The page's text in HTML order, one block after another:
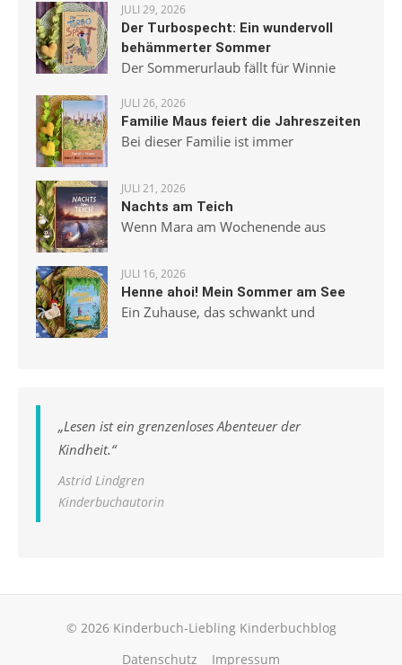
JULI 29, 2026
Der Turbospecht: Ein wundervoll
behämmerter Sommer
Der Sommerurlaub fällt für Winnie
JULI 26, 2026
Familie Maus feiert die Jahreszeiten
Bei dieser Familie ist immer
JULI 21, 2026
Nachts am Teich
Wenn Mara am Wochenende aus
JULI 16, 2026
Henne ahoi! Mein Sommer am See
Ein Zuhause, das schwankt und
„Lesen ist ein grenzenloses Abenteuer der
Kindheit.“
Astrid Lindgren
Kinderbuchautorin
© 2026 Kinderbuch-Liebling Kinderbuchblog
Datenschutz
Impressum